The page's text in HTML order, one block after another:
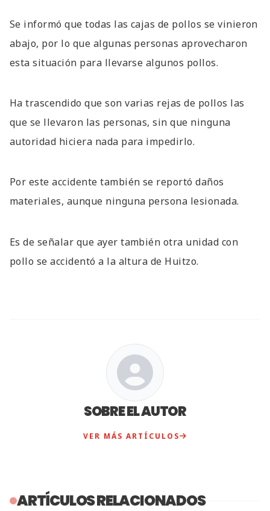
Se informó que todas las cajas de pollos se vinieron
abajo, por lo que algunas personas aprovecharon
esta situación para llevarse algunos pollos.
Ha trascendido que son varias rejas de pollos las
que se llevaron las personas, sin que ninguna
autoridad hiciera nada para impedirlo.
Por este accidente también se reportó daños
materiales, aunque ninguna persona lesionada.
Es de señalar que ayer también otra unidad con
pollo se accidentó a la altura de Huitzo.
SOBRE EL AUTOR
VER MÁS ARTÍCULOS
ARTÍCULOS RELACIONADOS